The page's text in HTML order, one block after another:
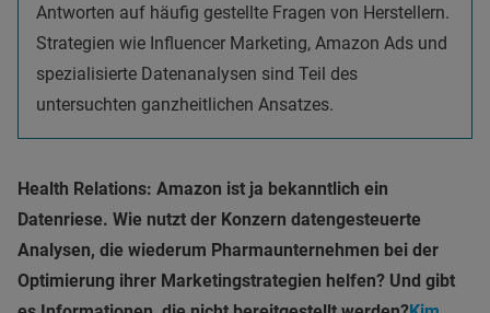
Antworten auf häufig gestellte Fragen von Herstellern.
Strategien wie Influencer Marketing, Amazon Ads und
spezialisierte Datenanalysen sind Teil des
untersuchten ganzheitlichen Ansatzes.
Health Relations: Amazon ist ja bekanntlich ein
Datenriese. Wie nutzt der Konzern datengesteuerte
Analysen, die wiederum Pharmaunternehmen bei der
Optimierung ihrer Marketingstrategien helfen? Und gibt